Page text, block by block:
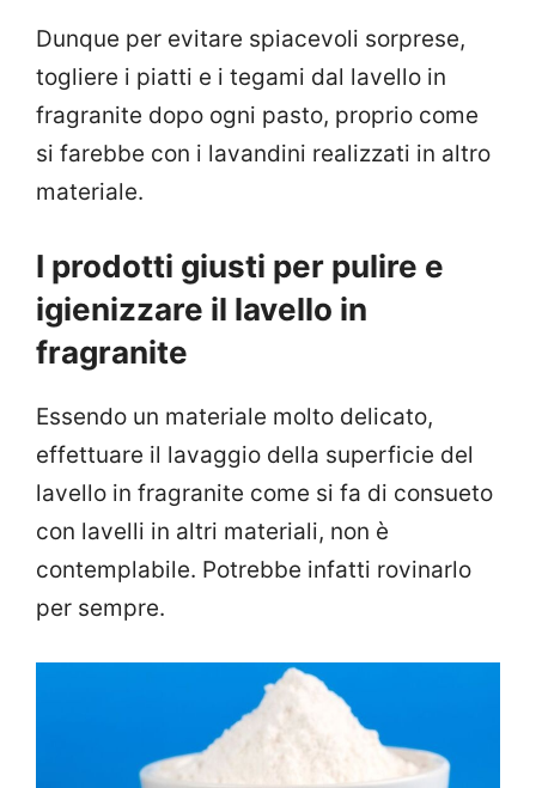
Dunque per evitare spiacevoli sorprese,
togliere i piatti e i tegami dal lavello in
fragranite dopo ogni pasto, proprio come
si farebbe con i lavandini realizzati in altro
materiale.
I prodotti giusti per pulire e
igienizzare il lavello in
fragranite
Essendo un materiale molto delicato,
effettuare il lavaggio della superficie del
lavello in fragranite come si fa di consueto
con lavelli in altri materiali, non è
contemplabile. Potrebbe infatti rovinarlo
per sempre.